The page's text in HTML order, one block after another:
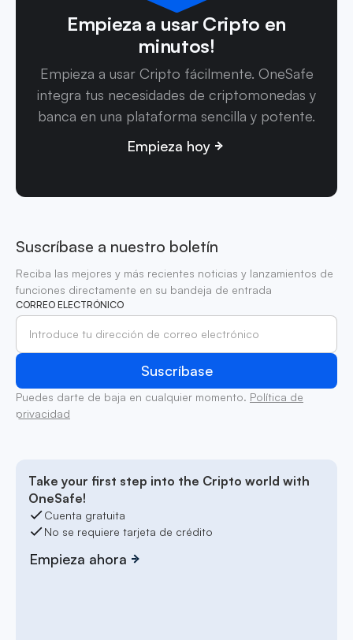
Empieza a usar Cripto en
minutos!
Empieza a usar Cripto fácilmente. OneSafe
integra tus necesidades de criptomonedas y
banca en una plataforma sencilla y potente.
Empieza hoy
Suscríbase a nuestro boletín
Reciba las mejores y más recientes noticias y lanzamientos de
funciones directamente en su bandeja de entrada
CORREO ELECTRÓNICO
Puedes darte de baja en cualquier momento. Política de
privacidad
Take your first step into the Cripto world with
OneSafe!
Cuenta gratuita
No se requiere tarjeta de crédito
Empieza ahora